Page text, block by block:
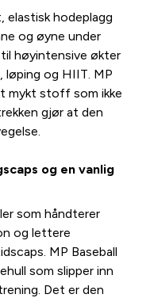
elastisk hodeplagg
og øyne under
høyintensive økter
løping og HIIT. MP
mykt stoff som ikke
gjør at den
og en vanlig
som håndterer
og lettere
MP Baseball
som slipper inn
Det er den